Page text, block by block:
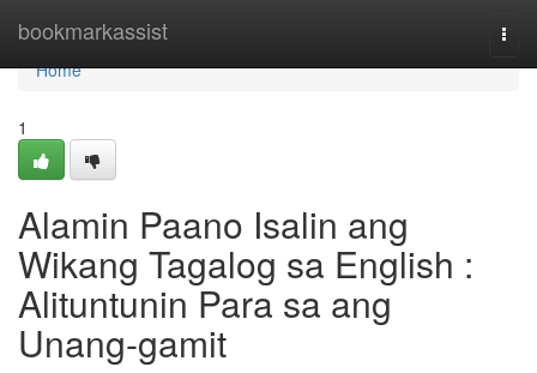
bookmarkassist
Home
Home
1
Alamin Paano Isalin ang
Wikang Tagalog sa English :
Alituntunin Para sa ang
Unang-gamit